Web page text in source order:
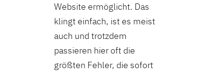
Website ermöglicht. Das
klingt einfach, ist es meist
auch und trotzdem
passieren hier oft die
größten Fehler, die sofort